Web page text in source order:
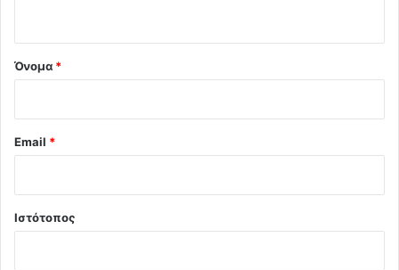
Όνομα *
Email *
Ιστότοπος